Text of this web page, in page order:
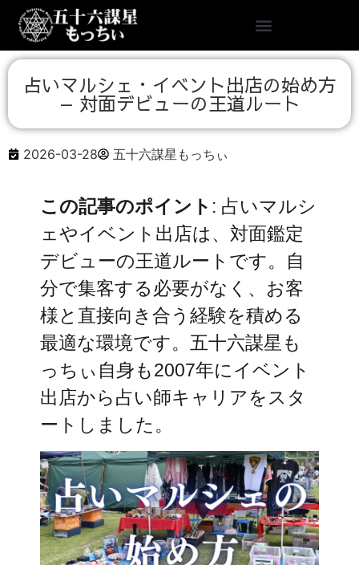
占いマルシェ・イベント出店の始め方
— 対面デビューの王道ルート
2026-03-28 五十六謀星もっちぃ
この記事のポイント : 占いマルシ
ェやイベント出店は、対面鑑定
デビューの王道ルートです。自
分で集客する必要がなく、お客
様と直接向き合う経験を積める
最適な環境です。五十六謀星も
っちぃ自身も2007年にイベント
出店から占い師キャリアをスタ
ートしました。